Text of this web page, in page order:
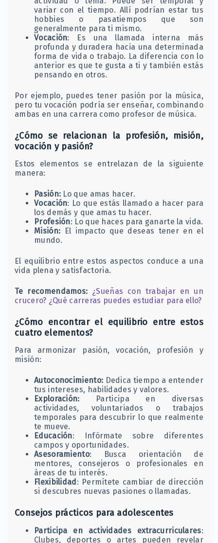
variar con el tiempo. Allí podrían estar tus
hobbies o pasatiempos que son
generalmente para ti mismo. ​
Vocación: Es una llamada interna más
profunda y duradera hacia una determinada
forma de vida o trabajo. La diferencia con lo
anterior es que te gusta a ti y también estás
pensando en otros.​
Por ejemplo, puedes tener pasión por la música,
pero tu vocación podría ser enseñar, combinando
ambas en una carrera como profesor de música.​
¿Cómo se relacionan la profesión, misión,
vocación y pasión?
Estos elementos se entrelazan de la siguiente
manera:​
Pasión: Lo que amas hacer.​
Vocación: Lo que estás llamado a hacer para
los demás y que amas tu hacer.​
Profesión: Lo que haces para ganarte la vida.​
Misión: El impacto que deseas tener en el
mundo.​
El equilibrio entre estos aspectos conduce a una
vida plena y satisfactoria.​
Te recomendamos: ¿Sueñas con trabajar en un
crucero? ¿Qué carreras puedes estudiar para ello?
¿Cómo encontrar el equilibrio entre estos
cuatro elementos?
Para armonizar pasión, vocación, profesión y
misión:
Autoconocimiento: Dedica tiempo a entender
tus intereses, habilidades y valores.​
Exploración: Participa en diversas
actividades, voluntariados o trabajos
temporales para descubrir lo que realmente
te mueve.​
Educación: Infórmate sobre diferentes
campos y oportunidades.​
Asesoramiento: Busca orientación de
mentores, consejeros o profesionales en
áreas de tu interés.​
Flexibilidad : Permítete cambiar de dirección
si descubres nuevas pasiones o llamadas.​
Consejos prácticos para adolescentes
Participa en actividades extracurriculares:
Clubes, deportes o artes pueden revelar